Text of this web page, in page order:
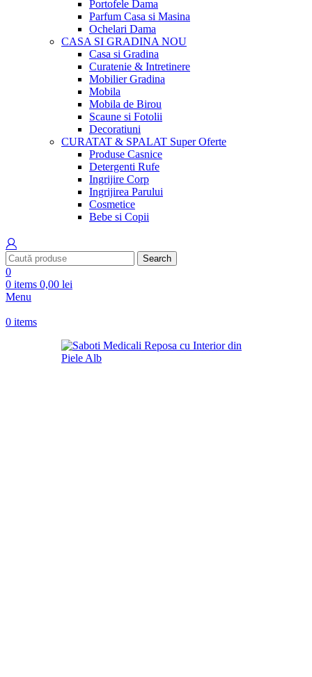
Portofele Dama
Parfum Casa si Masina
Ochelari Dama
CASA SI GRADINANOU
Casa si Gradina
Curatenie & Intretinere
Mobilier Gradina
Mobila
Mobila de Birou
Scaune si Fotolii
Decoratiuni
CURATAT & SPALAT Super Oferte
Produse Casnice
Detergenti Rufe
Ingrijire Corp
Ingrijirea Parului
Cosmetice
Bebe si Copii
Search
0
0 items 0,00 lei
Menu
0 items